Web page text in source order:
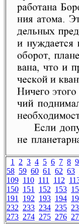
1 2 3 4 5 6 7 8 9
58 59 60 61 62 63
109 110 111 112
150 151 152 153
191 192 193 194
232 233 234 235
273 274 275 276